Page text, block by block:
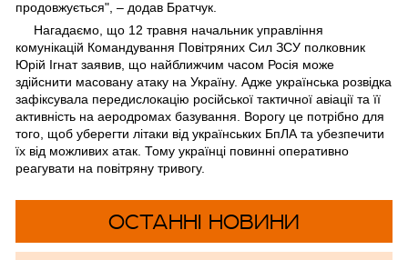
продовжується", – додав Братчук.
Нагадаємо, що 12 травня начальник управління
комунікацій Командування Повітряних Сил ЗСУ полковник
Юрій Ігнат заявив, що найближчим часом Росія може
здійснити масовану атаку на Україну. Адже українська розвідка
зафіксувала передислокацію російської тактичної авіації та її
активність на аеродромах базування. Ворогу це потрібно для
того, щоб уберегти літаки від українських БпЛА та убезпечити
їх від можливих атак. Тому українці повинні оперативно
реагувати на повітряну тривогу.
ОСТАННІ НОВИНИ